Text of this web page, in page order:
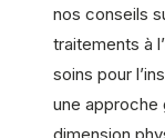
nos conseils
traitements à
soins pour
une approche
dimension